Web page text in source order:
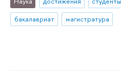
бакалавриат
магистратура